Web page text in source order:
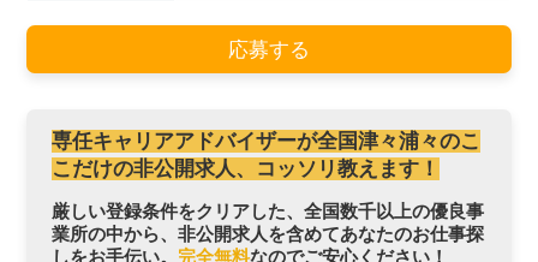
応募する
専任キャリアアドバイザーが全国津々浦々のこ
こだけの非公開求人、コッソリ教えます！
厳しい登録条件をクリアした、全国数千以上の優良事
業所の中から、非公開求人を含めてあなたのお仕事探
しをお手伝い。 完全無料なのでご安心ください！